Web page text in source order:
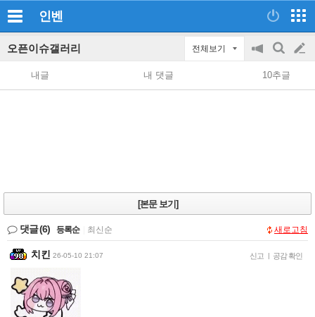
인벤
오픈이슈갤러리 전체보기
공
지
on/off
검
색
글
쓰
내글 내 댓글 10추글
[본문 보기]
댓글(6) 등록순 최신순 새로고침
치킨 26-05-10 21:07 신고 | 공감 확인